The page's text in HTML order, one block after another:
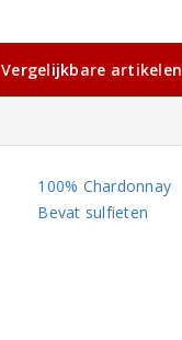
Vergelijkbare artikelen
100% Chardonnay
Bevat sulfieten